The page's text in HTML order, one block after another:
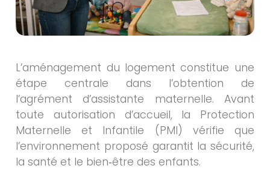
L’aménagement du logement constitue une
étape centrale dans l’obtention de
l’agrément d’assistante maternelle. Avant
toute autorisation d’accueil, la Protection
Maternelle et Infantile (PMI) vérifie que
l’environnement proposé garantit la sécurité,
la santé et le bien‑être des enfants.